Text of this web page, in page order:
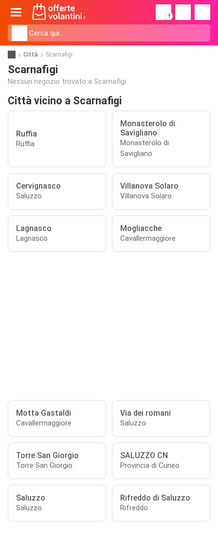
!
Città Scarnafigi
Scarnafigi
Nessun negozio trovato a Scarnafigi.
Città vicino a Scarnafigi
Ruffia
Ruffia
Monasterolo di
Savigliano
Monasterolo di
Savigliano
Cervignasco
Saluzzo
Villanova Solaro
Villanova Solaro
Lagnasco
Lagnasco
Mogliacche
Cavallermaggiore
Motta Gastaldi
Cavallermaggiore
Via dei romani
Saluzzo
Torre San Giorgio
Torre San Giorgio
SALUZZO CN
Provincia di Cuneo
Saluzzo
Saluzzo
Rifreddo di Saluzzo
Rifreddo